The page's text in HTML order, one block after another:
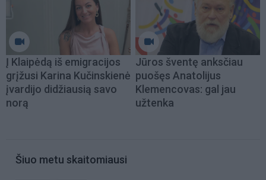
Į Klaipėdą iš emigracijos
grįžusi Karina Kučinskienė
įvardijo didžiausią savo
norą
Jūros šventę anksčiau
puošęs Anatolijus
Klemencovas: gal jau
užtenka
Šiuo metu skaitomiausi